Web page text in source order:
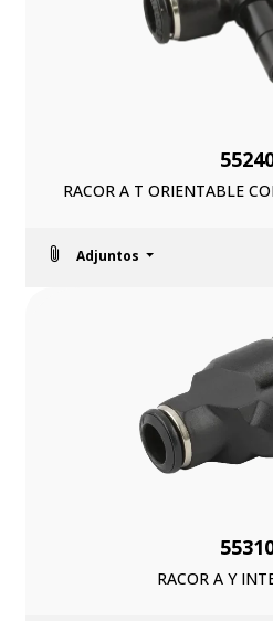
RACOR A T ORIENTABLE
Adjuntos
RACOR A Y